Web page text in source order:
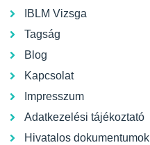
IBLM Vizsga
Tagság
Blog
Kapcsolat
Impresszum
Adatkezelési tájékoztató
Hivatalos dokumentumok